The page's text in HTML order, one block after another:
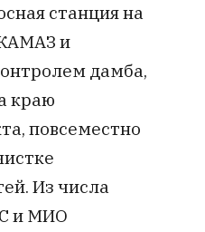
станция на
и
дамба,
краю
повсеместно
Из числа
и МИО